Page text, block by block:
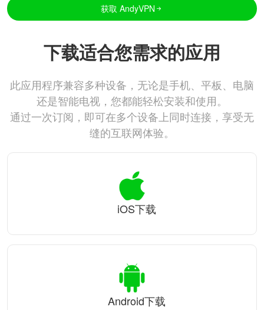
获取 AndyVPN
下载适合您需求的应用
此应用程序兼容多种设备，无论是手机、平板、电脑
还是智能电视，您都能轻松安装和使用。
通过一次订阅，即可在多个设备上同时连接，享受无
缝的互联网体验。
iOS下载
Android下载